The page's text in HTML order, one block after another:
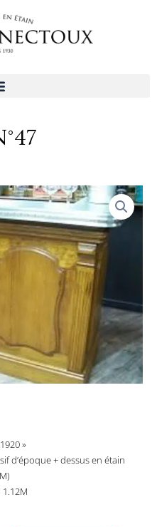
»
d’époque + dessus en étain
1.12M